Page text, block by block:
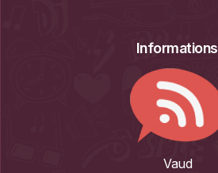
Informations
Vaud